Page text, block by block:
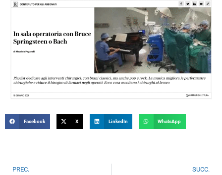
Facebook X LinkedIn WhatsApp
PREC. SUCC.